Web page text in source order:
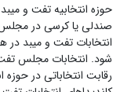
صندلی یا کرسی در
انتخابات تفت و میبد در
شود. انتخابات مجلس
رقابت انتخاباتی در